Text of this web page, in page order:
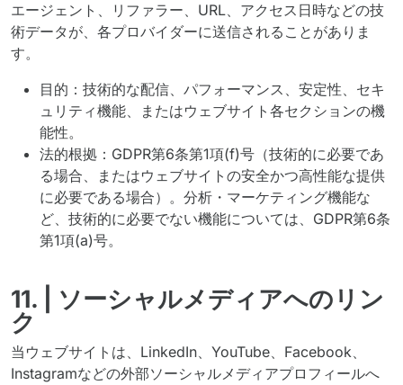
エージェント、リファラー、URL、アクセス日時などの技
術データが、各プロバイダーに送信されることがありま
す。
目的：技術的な配信、パフォーマンス、安定性、セキ
ュリティ機能、またはウェブサイト各セクションの機
能性。
法的根拠：GDPR第6条第1項(f)号（技術的に必要であ
る場合、またはウェブサイトの安全かつ高性能な提供
に必要である場合）。分析・マーケティング機能な
ど、技術的に必要でない機能については、GDPR第6条
第1項(a)号。
11. | ソーシャルメディアへのリン
ク
当ウェブサイトは、LinkedIn、YouTube、Facebook、
Instagramなどの外部ソーシャルメディアプロフィールへ